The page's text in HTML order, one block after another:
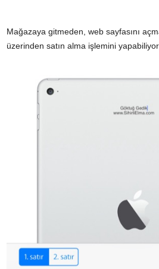
Mağazaya gitmeden, web sayfasını
üzerinden satın alma işlemini